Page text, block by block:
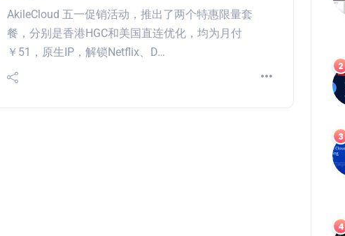
AkileCloud 五一促销活动，推出了两个特惠限量套
餐，分别是香港HGC和美国直连优化，均为月付
￥51，原生IP，解锁Netflix、D…